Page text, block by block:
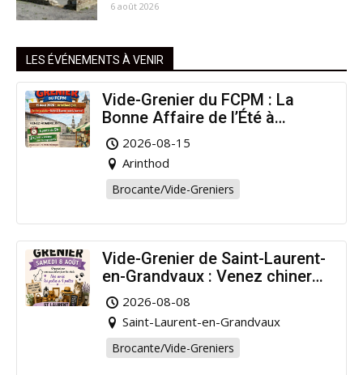
6 août 2026
LES ÉVÉNEMENTS À VENIR
Vide-Grenier du FCPM : La
Bonne Affaire de l’Été à
Arinthod !
2026-08-15
Arinthod
Brocante/Vide-Greniers
Vide-Grenier de Saint-Laurent-
en-Grandvaux : Venez chiner
pour la bonne cause !
2026-08-08
Saint-Laurent-en-Grandvaux
Brocante/Vide-Greniers